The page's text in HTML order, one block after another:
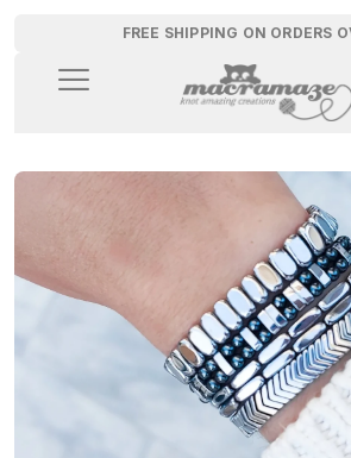
FREE SHIPPING ON ORDERS